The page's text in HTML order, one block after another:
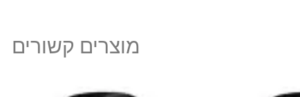
מוצרים קשורים